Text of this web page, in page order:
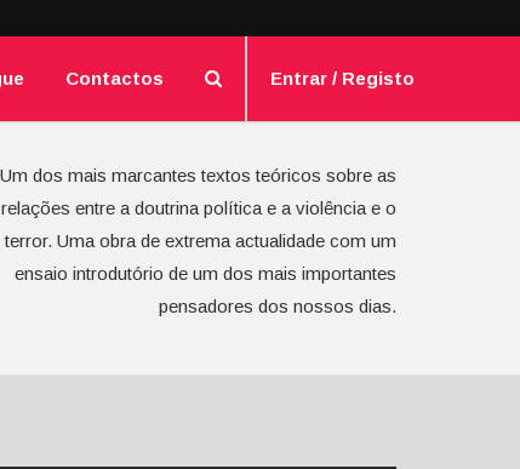
Contactos Entrar / Registo
Um dos mais marcantes textos teóricos sobre as
relações entre a doutrina política e a violência e o
terror. Uma obra de extrema actualidade com um
ensaio introdutório de um dos mais importantes
pensadores dos nossos dias.